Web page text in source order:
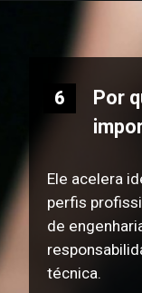
Por
Ele acelera
perfis
de
técnica.
6